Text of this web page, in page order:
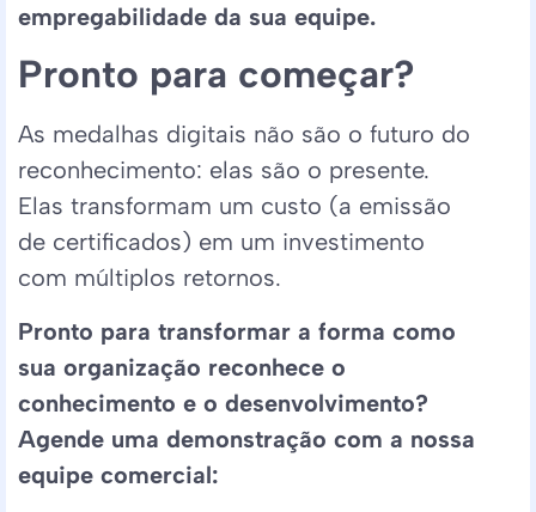
empregabilidade da sua equipe.
Pronto para começar?
As medalhas digitais não são o futuro do
reconhecimento: elas são o presente.
Elas transformam um custo (a emissão
de certificados) em um investimento
com múltiplos retornos.
Pronto para transformar a forma como
sua organização reconhece o
conhecimento e o desenvolvimento?
Agende uma demonstração com a nossa
equipe comercial: